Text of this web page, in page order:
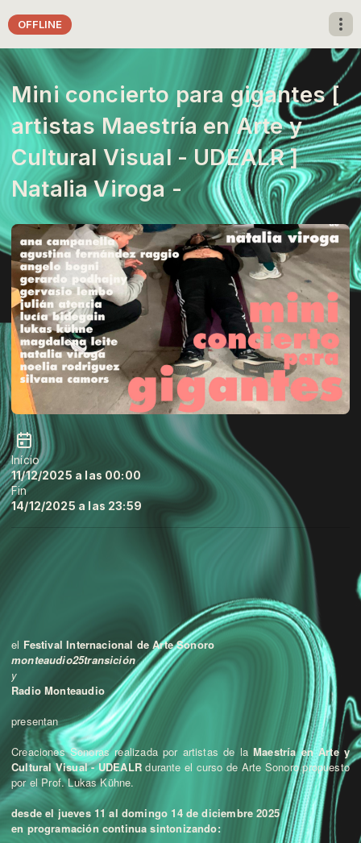
OFFLINE
Mini concierto para gigantes [
artistas Maestría en Arte y
Cultural Visual - UDEALR ]
Natalia Viroga -
Início
11/12/2025 a las 00:00
Fin
14/12/2025 a las 23:59
el Festival Internacional de Arte Sonoro
monteaudio25transición
y
Radio Monteaudio
presentan
Creaciones Sonoras realizada por artistas de laMaestría en Arte y
Cultural Visual - UDEALRdurante el curso de Arte Sonoro propuesto
por el Prof. Lukas Kühne.
desde el jueves 11 al domingo 14 de diciembre 2025
en programación continua sintonizando: